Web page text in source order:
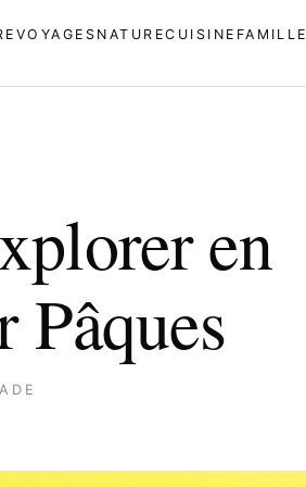
VOYAGES NATURECUISINE FAMILLE
en